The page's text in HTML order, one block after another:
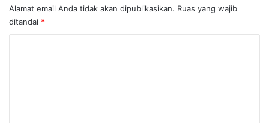
Alamat email Anda tidak akan dipublikasikan. Ruas yang wajib
ditandai *